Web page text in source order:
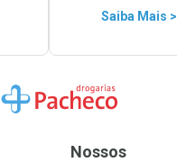
Saiba Mais >
Ir para a Home
Nossos